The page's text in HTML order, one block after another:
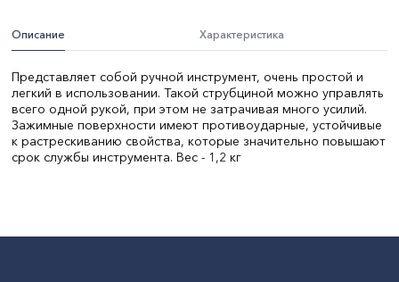
Описание Характеристика
Представляет собой ручной инструмент, очень простой и
легкий в использовании. Такой струбциной можно управлять
всего одной рукой, при этом не затрачивая много усилий.
Зажимные поверхности имеют противоударные, устойчивые
к растрескиванию свойства, которые значительно повышают
срок службы инструмента. Вес - 1,2 кг